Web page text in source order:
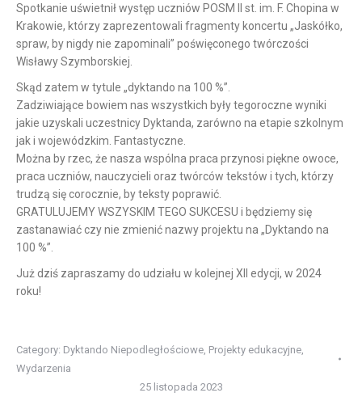
Spotkanie uświetnił występ uczniów POSM II st. im. F. Chopina w
Krakowie, którzy zaprezentowali fragmenty koncertu „Jaskółko,
spraw, by nigdy nie zapominali” poświęconego twórczości
Wisławy Szymborskiej.
Skąd zatem w tytule „dyktando na 100 %”.
Zadziwiające bowiem nas wszystkich były tegoroczne wyniki
jakie uzyskali uczestnicy Dyktanda, zarówno na etapie szkolnym
jak i wojewódzkim. Fantastyczne.
Można by rzec, że nasza wspólna praca przynosi piękne owoce,
praca uczniów, nauczycieli oraz twórców tekstów i tych, którzy
trudzą się corocznie, by teksty poprawić.
GRATULUJEMY WSZYSKIM TEGO SUKCESU i będziemy się
zastanawiać czy nie zmienić nazwy projektu na „Dyktando na
100 %”.
Już dziś zapraszamy do udziału w kolejnej XII edycji, w 2024
roku!
Category: Dyktando Niepodległościowe Projekty edukacyjne
Wydarzenia
25 listopada 2023